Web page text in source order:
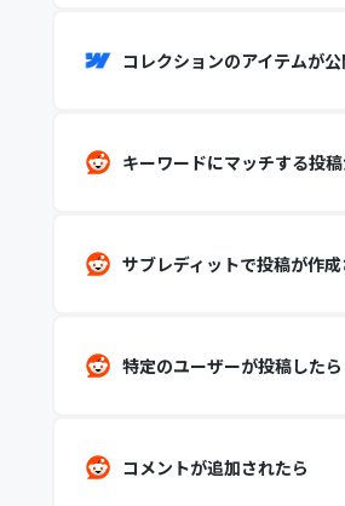
コレクションのアイテムが
キーワードにマッチする投
サブレディットで投稿が作
特定のユーザーが投稿したら
コメントが追加されたら